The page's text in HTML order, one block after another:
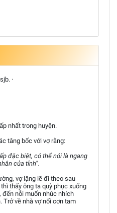
·
nhất trong huyện.
tâng bốc với vợ rằng:
đặc biệt, có thể nói là ngang
của tỉnh”.
vợ lặng lẽ đi theo sau
thấy ông ta quỳ phục xuống
đến nỗi muốn nhúc nhích
Trở về nhà vợ nổi cơn tam